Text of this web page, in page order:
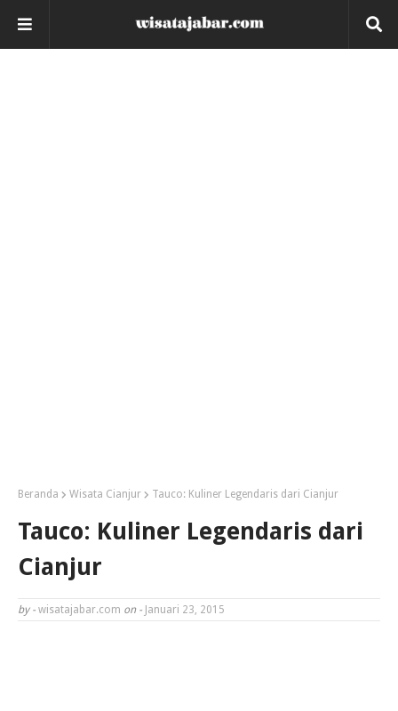
Beranda Wisata Cianjur Tauco: Kuliner Legendaris dari Cianjur
Tauco: Kuliner Legendaris dari
Cianjur
by - wisatajabar.com on - Januari 23, 2015